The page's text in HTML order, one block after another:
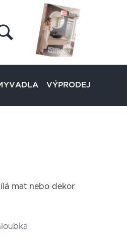
VÝPRODEJ
mat nebo dekor